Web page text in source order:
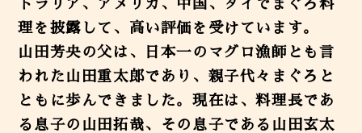
トラリア、アメリカ、中国、タイでまぐろ料
理を披露して、高い評価を受けています。
山田芳央の父は、日本一のマグロ漁師とも言
われた山田重太郎であり、親子代々まぐろと
ともに歩んできました。現在は、料理長であ
る息子の山田拓哉、その息子である山田玄太